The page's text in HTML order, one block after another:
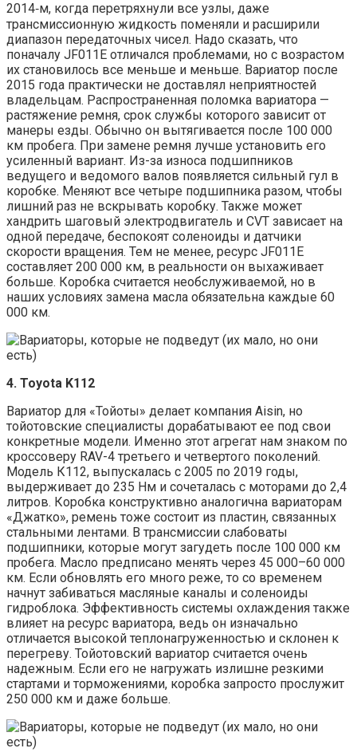
2014‑м, когда перетряхнули все узлы, даже
трансмиссионную жидкость поменяли и расширили
диапазон передаточных чисел. Надо сказать, что
поначалу JF011E отличался проблемами, но с возрастом
их становилось все меньше и меньше. Вариатор после
2015 года практически не доставлял неприятностей
владельцам. Распространенная поломка вариатора —
растяжение ремня, срок службы которого зависит от
манеры езды. Обычно он вытягивается после 100 000
км пробега. При замене ремня лучше установить его
усиленный вариант. Из-за износа подшипников
ведущего и ведомого валов появляется сильный гул в
коробке. Меняют все четыре подшипника разом, чтобы
лишний раз не вскрывать коробку. Также может
хандрить шаговый электродвигатель и CVT зависает на
одной передаче, беспокоят соленоиды и датчики
скорости вращения. Тем не менее, ресурс JF011E
составляет 200 000 км, в реальности он выхаживает
больше. Коробка считается необслуживаемой, но в
наших условиях замена масла обязательна каждые 60
000 км.
4. Toyota K112
Вариатор для «Тойоты» делает компания Aisin, но
тойотовские специалисты дорабатывают ее под свои
конкретные модели. Именно этот агрегат нам знаком по
кроссоверу RAV-4 третьего и четвертого поколений.
Модель К112, выпускалась с 2005 по 2019 годы,
выдерживает до 235 Нм и сочеталась с моторами до 2,4
литров. Коробка конструктивно аналогична вариаторам
«Джатко», ремень тоже состоит из пластин, связанных
стальными лентами. В трансмиссии слабоваты
подшипники, которые могут загудеть после 100 000 км
пробега. Масло предписано менять через 45 000–60 000
км. Если обновлять его много реже, то со временем
начнут забиваться масляные каналы и соленоиды
гидроблока. Эффективность системы охлаждения также
влияет на ресурс вариатора, ведь он изначально
отличается высокой теплонагруженностью и склонен к
перегреву. Тойотовский вариатор считается очень
надежным. Если его не нагружать излишне резкими
стартами и торможениями, коробка запросто прослужит
250 000 км и даже больше.